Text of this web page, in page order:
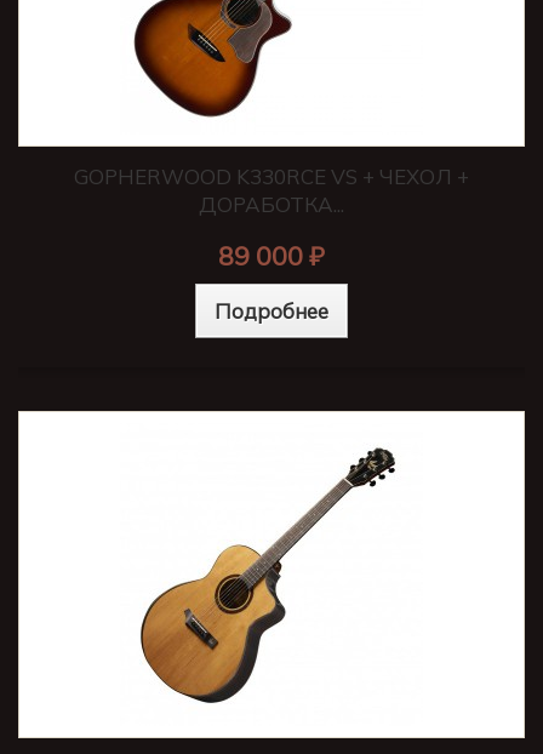
GOPHERWOOD K330RCE VS + ЧЕХОЛ +
ДОРАБОТКА...
89 000 ₽
Подробнее